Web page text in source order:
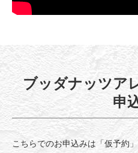
ブッダナッツア
申
こちらでのお申込みは「仮予約